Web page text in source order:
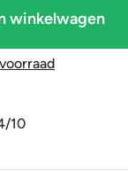
winkelwagen
10